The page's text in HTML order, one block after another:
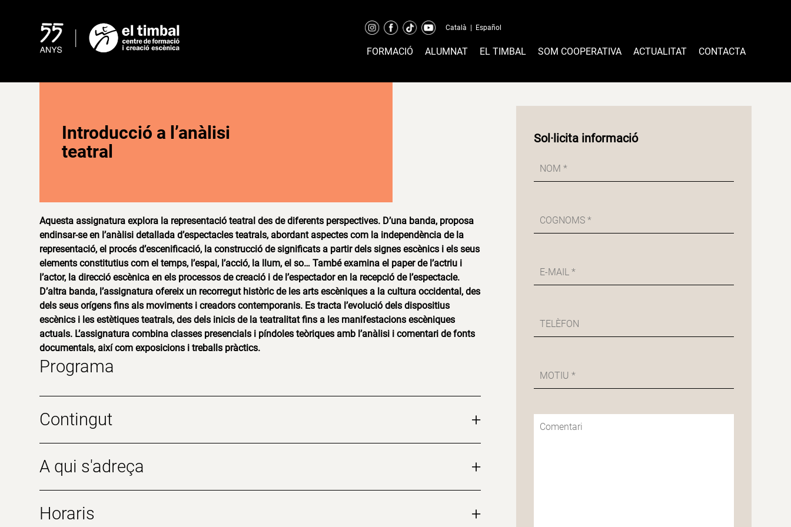
Català Español
FORMACIÓ ALUMNAT EL TIMBAL SOM COOPERATIVA ACTUALITAT CONTACTA
Introducció a l’anàlisi
teatral
Aquesta assignatura explora la representació teatral des de diferents perspectives. D’una banda, proposa
endinsar-se en l’anàlisi detallada d’espectacles teatrals, abordant aspectes com la independència de la
representació, el procés d’escenificació, la construcció de significats a partir dels signes escènics i els seus
elements constitutius com el temps, l’espai, l’acció, la llum, el so… També examina el paper de l’actriu i
l’actor, la direcció escènica en els processos de creació i de l’espectador en la recepció de l’espectacle.
D’altra banda, l’assignatura ofereix un recorregut històric de les arts escèniques a la cultura occidental, des
dels seus orígens fins als moviments i creadors contemporanis. Es tracta l’evolució dels dispositius
escènics i les estètiques teatrals, des dels inicis de la teatralitat fins a les manifestacions escèniques
actuals. L’assignatura combina classes presencials i píndoles teòriques amb l’anàlisi i comentari de fonts
documentals, així com exposicions i treballs pràctics.
Programa
Contingut +
A qui s'adreça +
Horaris +
Sol·licita informació